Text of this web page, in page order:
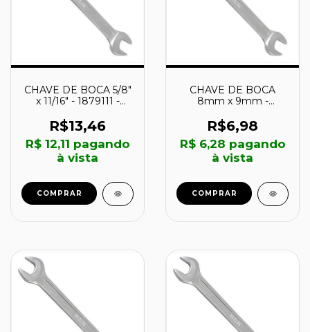
CHAVE DE BOCA 5/8"
x 11/16" - 1879111 -
R$13,46
R$ 12,11 pagando
à vista
COMPRAR
CHAVE DE BOCA
8mm x 9mm -
R$6,98
R$ 6,28 pagando
à vista
COMPRAR